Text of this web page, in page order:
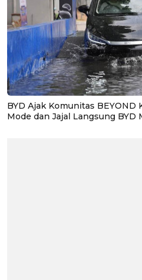
BYD Ajak Komunitas BEYOND
Mode dan Jajal Langsung BYD